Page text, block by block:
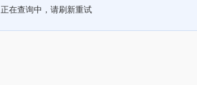
正在查询中，请刷新重试